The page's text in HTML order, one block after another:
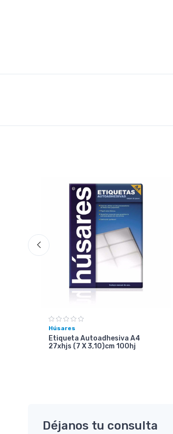
Húsares
Etiqueta Autoadhesiva A4
27xhjs (7 X 3,10)cm 100hj
Déjanos tu consulta